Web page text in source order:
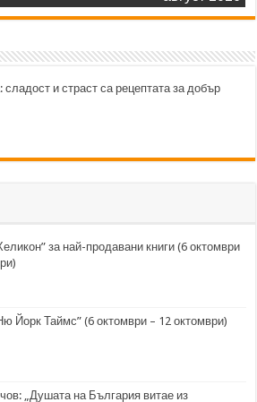
сладост и страст са рецептата за добър
за най-продавани книги (6 октомври
Йорк Таймс” (6 октомври – 12 октомври)
„Душата на България витае из